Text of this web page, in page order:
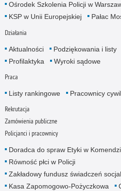
Ośrodek Szkolenia Policji w
KSP w Unii Europejskiej
Pałac
Działania
Aktualności Podziękowania i listy
Profilaktyka
Wyroki sądowe
Praca
Listy rankingowe Pracownicy
Rekrutacja
Zamówienia publiczne
Policjanci i pracownicy
Doradca do spraw Etyki w
Równość płci w Policji
Zakładowy fundusz świadczeń
Kasa Zapomogowo-Pożyczkowa